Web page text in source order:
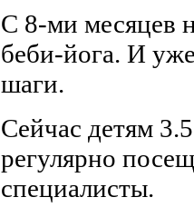
С 8-ми месяцев
беби-йога. И
шаги.
Сейчас детям
регулярно
специалисты.